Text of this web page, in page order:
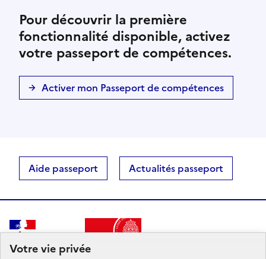
Votre vie privée
Pour découvrir la première
fonctionnalité disponible, activez
votre passeport de compétences.
Activer mon Passeport de compétences
Aide passeport Actualités passeport
RÉPUBLIQUE
FRANÇAISE